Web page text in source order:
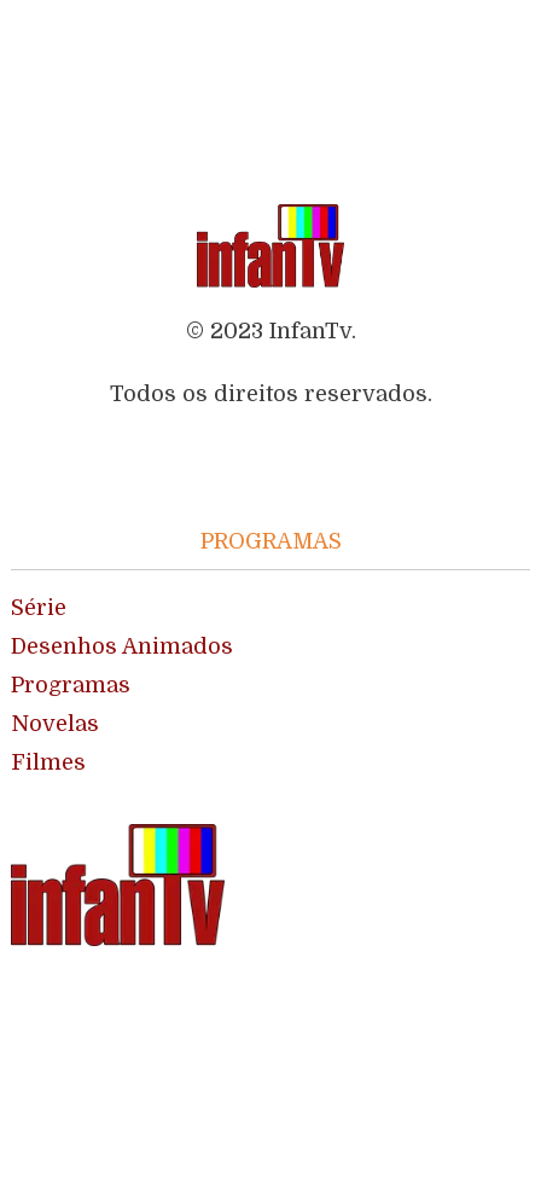
© 2023 InfanTv.
Todos os direitos reservados.
PROGRAMAS
Série
Desenhos Animados
Programas
Novelas
Filmes